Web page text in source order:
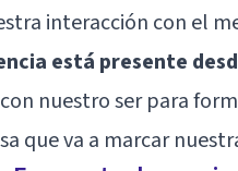
interacción con el
está presente
nuestro ser para
que va a marcar